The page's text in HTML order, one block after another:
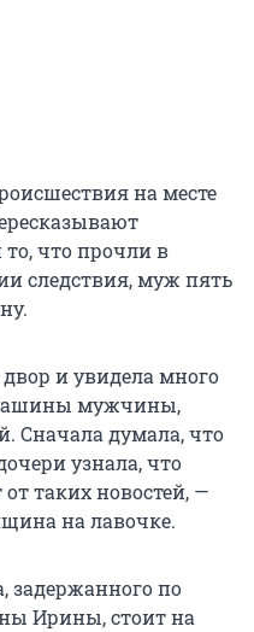
на месте
что прочли в
следствия, муж пять
и увидела много
мужчины,
Сначала думала, что
узнала, что
таких новостей, —
на лавочке.
задержанного по
Ирины, стоит на